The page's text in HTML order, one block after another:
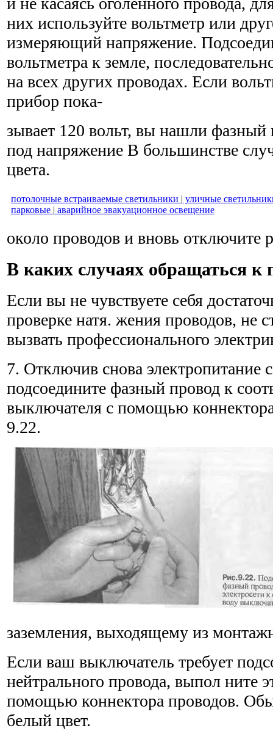
них используйте вольтметр или
измеряющий напряжение.
вольтметра к земле,
на всех других проводах. Если
прибор пока-
зывает 120 вольт, вы нашли фазный
под напряжение В большинстве
цвета.
потолочные встраиваемые светильники | уличные
парковые | аварийное эвакуационное освещение
около проводов и вновь отключите
В каких случаях обращаться к
Если вы не чувствуете себя
проверке натя. жения проводов, не
вызвать профессиональ­ного
7. Отключив снова электропитание
подсоедините фазный провод к
выключателя с помощью
9.22.
заземления, выходящему из
Если ваш выключатель требует
нейтрального провода, выпол ните
помощью коннектора проводов.
белый цвет.